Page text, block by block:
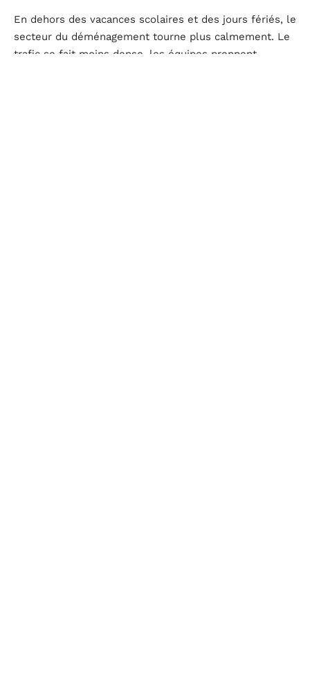
En dehors des vacances scolaires et des jours fériés, le
secteur du déménagement tourne plus calmement. Le
trafic se fait moins dense, les équipes prennent